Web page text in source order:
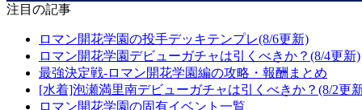
注目の記事
ロマン開花学園の投手デッキテンプレ(8/6更新)
ロマン開花学園デビューガチャは引くべきか？(8/4更新)
最強決定戦-ロマン開花学園編の攻略・報酬まとめ
[水着]泡瀬満里南デビューガチャは引くべきか？(8/2更
ロマン開花学園の固有イベント一覧